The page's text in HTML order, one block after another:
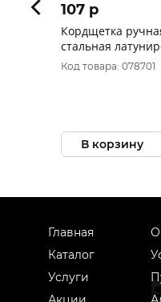
107 p
Кордщетка
стальная
мм,
733
Код товара: 078701
В корзину
Главная
Каталог
Услуги
О